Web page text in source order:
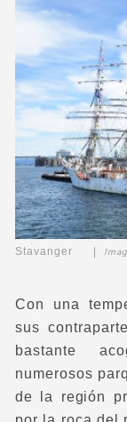
Stavanger |
Con una
sus
bastante
numerosos
de la región